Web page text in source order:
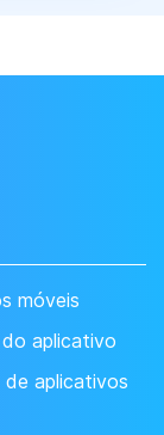
móveis
aplicativo
de aplicativos